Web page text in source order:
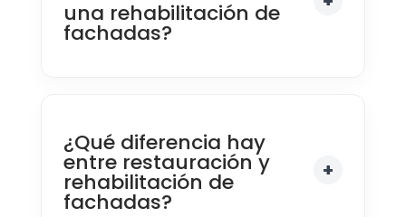
una rehabilitación de
fachadas?
¿Qué diferencia hay
entre restauración y
rehabilitación de
fachadas?